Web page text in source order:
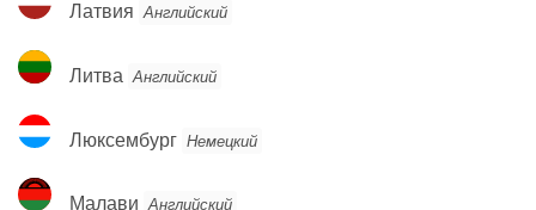
Латвия Английский
Литва
Литва Английский
Люксембург
Люксембург Немецкий
Малави
Малави Английский